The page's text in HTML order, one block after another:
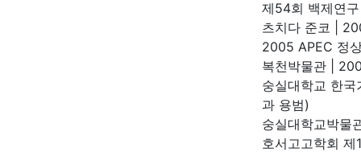
제54회 백제연
츠치다 준코
2005 APEC 정
복천박물관
숭실대학교 한
과 용범)
숭실대학교박물
호서고고학회